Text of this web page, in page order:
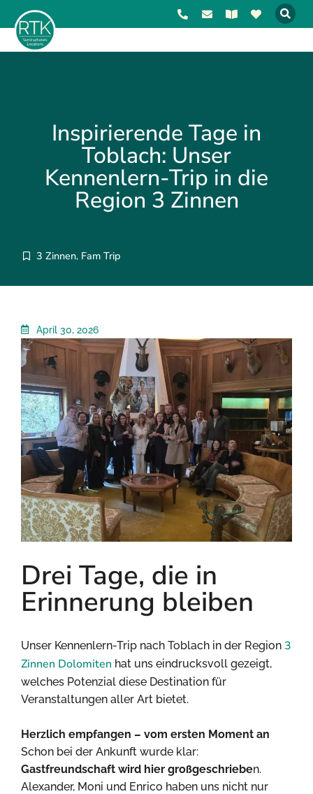
Inspirierende Tage in
Toblach: Unser
Kennenlern-Trip in die
Region 3 Zinnen
3 Zinnen, Fam Trip
April 30, 2026
Drei Tage, die in
Erinnerung bleiben
Unser Kennenlern-Trip nach Toblach in der Region 3
Zinnen Dolomiten hat uns eindrucksvoll gezeigt,
welches Potenzial diese Destination für
Veranstaltungen aller Art bietet.
Herzlich empfangen – vom ersten Moment an
Schon bei der Ankunft wurde klar:
Gastfreundschaft wird hier großgeschrieben.
Alexander, Moni und Enrico haben uns nicht nur